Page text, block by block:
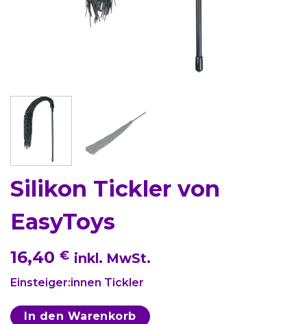
Silikon Tickler von
EasyToys
16,40 € inkl. MwSt.
Einsteiger:innen Tickler
In den Warenkorb